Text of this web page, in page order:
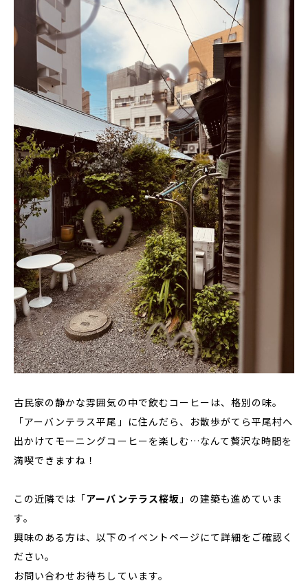
古民家の静かな雰囲気の中で飲むコーヒーは、格別の味。
「アーバンテラス平尾」に住んだら、お散歩がてら平尾村へ
出かけてモーニングコーヒーを楽しむ…なんて贅沢な時間を
満喫できますね！
この近隣では「アーバンテラス桜坂 」の建築も進めていま
す。
興味のある方は、以下のイベントページにて詳細をご確認く
ださい。
お問い合わせお待ちしています。